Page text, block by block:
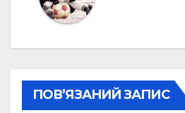
ПОВ’ЯЗАНИЙ ЗАПИС